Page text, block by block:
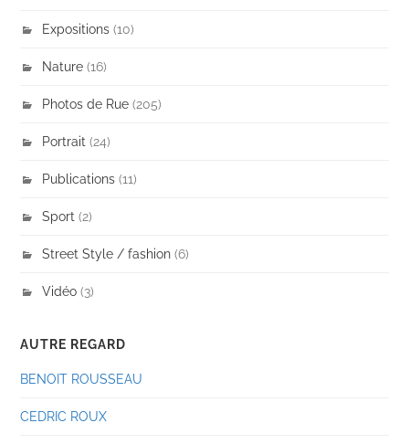
Expositions (10)
Nature (16)
Photos de Rue (205)
Portrait (24)
Publications (11)
Sport (2)
Street Style / fashion (6)
Vidéo (3)
AUTRE REGARD
BENOIT ROUSSEAU
CEDRIC ROUX